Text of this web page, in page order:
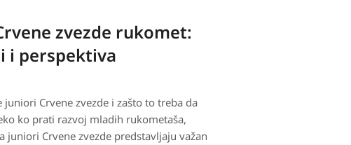
zvezde rukomet:
i perspektiva
juniori Crvene zvezde i zašto to treba da
ko prati razvoj mladih rukometaša,
juniori Crvene zvezde predstavljaju važan